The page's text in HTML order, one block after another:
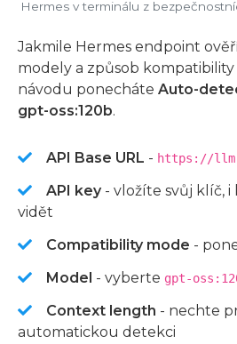
Hermes v terminálu z
Jakmile Hermes endpoint
modely a způsob kompatibility
návodu ponecháte Auto-
gpt-oss:120b.
API Base URL - https://
API key- vložíte svůj klíč, i
vidět
Compatibility mode -
Model - vyberte gpt-
Context length - nechte
automatickou detekci